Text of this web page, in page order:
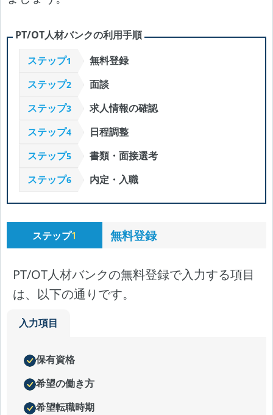
PT/OT人材バンクの利用手順
ステップ1
無料登録
ステップ2
面談
ステップ3
求人情報の確認
ステップ4
日程調整
ステップ5
書類・面接選考
ステップ6 内定・入職
ステップ1 無料登録
PT/OT人材バンクの無料登録で入力する項目
は、以下の通りです。
入力項目
保有資格
希望の働き方
希望転職時期